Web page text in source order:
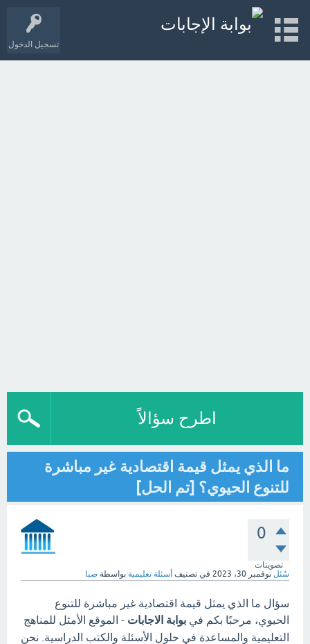
تسجيل الدخول
اطرح سؤالاً
ما الذي يمثل قيمة اقتصادية غير مباشرة
للتنوع الحيوي؟ [تم الحل]
0
تصويتات
سُئل نوفمبر 30، 2023 في تصنيف أسئلة تعليمية بواسطة صبا
سؤال ما الذي يمثل قيمة اقتصادية غير مباشرة للتنوع
الحيوي، مرحبًا بكم في بوابة الاجابات - الموقع الأمثل للمناهج
التعليمية والمساعدة في حلول الأسئلة والكتب الدراسية. نحن